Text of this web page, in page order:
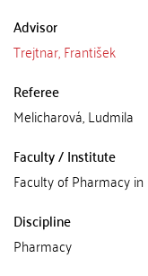
Advisor
Trejtnar, František
Referee
Melicharová, Ludmila
Faculty / Institute
Faculty of Pharmacy
Discipline
Pharmacy